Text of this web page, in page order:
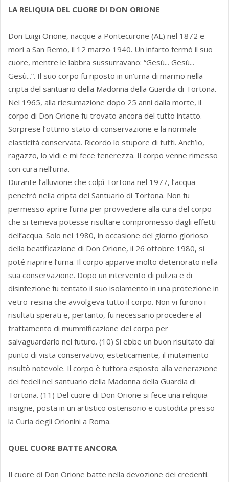
LA RELIQUIA DEL CUORE DI DON ORIONE
Don Luigi Orione, nacque a Pontecurone (AL) nel 1872 e
morì a San Remo, il 12 marzo 1940. Un infarto fermò il suo
cuore, mentre le labbra sussurravano: “Gesù... Gesù...
Gesù...”. Il suo corpo fu riposto in un’urna di marmo nella
cripta del santuario della Madonna della Guardia di Tortona.
Nel 1965, alla riesumazione dopo 25 anni dalla morte, il
corpo di Don Orione fu trovato ancora del tutto intatto.
Sorprese l’ottimo stato di conservazione e la normale
elasticità conservata. Ricordo lo stupore di tutti. Anch’io,
ragazzo, lo vidi e mi fece tenerezza. Il corpo venne rimesso
con cura nell’urna.
Durante l’alluvione che colpì Tortona nel 1977, l’acqua
penetrò nella cripta del Santuario di Tortona. Non fu
permesso aprire l’urna per provvedere alla cura del corpo
che si temeva potesse risultare compromesso dagli effetti
dell’acqua. Solo nel 1980, in occasione del giorno glorioso
della beatificazione di Don Orione, il 26 ottobre 1980, si
poté riaprire l’urna. Il corpo apparve molto deteriorato nella
sua conservazione. Dopo un intervento di pulizia e di
disinfezione fu tentato il suo isolamento in una protezione in
vetro-resina che avvolgeva tutto il corpo. Non vi furono i
risultati sperati e, pertanto, fu necessario procedere al
trattamento di mummificazione del corpo per
salvaguardarlo nel futuro. (10) Si ebbe un buon risultato dal
punto di vista conservativo; esteticamente, il mutamento
risultò notevole. Il corpo è tuttora esposto alla venerazione
dei fedeli nel santuario della Madonna della Guardia di
Tortona. (11) Del cuore di Don Orione si fece una reliquia
insigne, posta in un artistico ostensorio e custodita presso
la Curia degli Orionini a Roma.
QUEL CUORE BATTE ANCORA
Il cuore di Don Orione batte nella devozione dei credenti.